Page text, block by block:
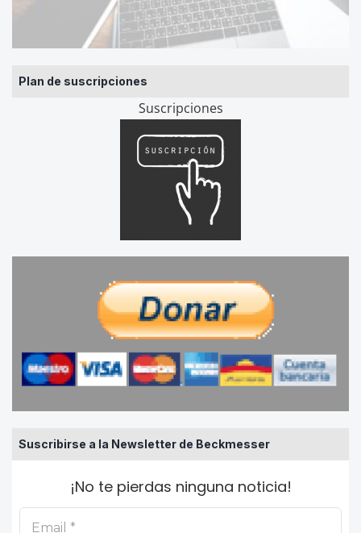
Plan de suscripciones
Suscripciones
Suscribirse a la Newsletter de Beckmesser
¡No te pierdas ninguna noticia!